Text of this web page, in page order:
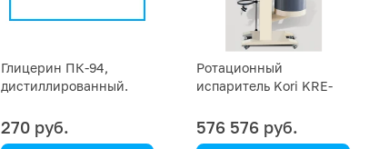
Глицерин ПК-94,
дистиллированный.
триоксипропан)
фасовка 1 кг
270 руб.
Ротационный
испаритель Kori KRE-
576 576 руб.